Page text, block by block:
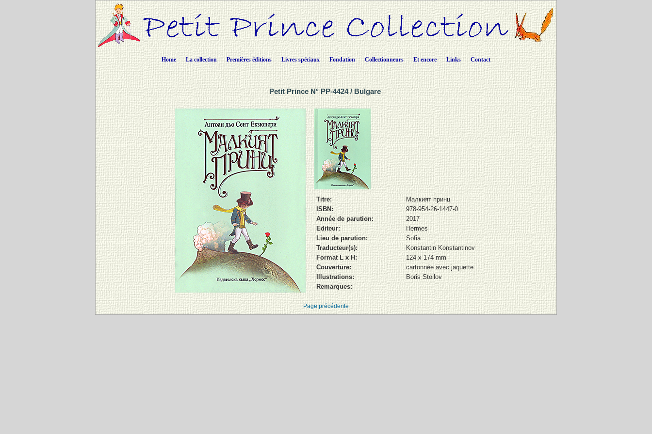
Home La collection Premières éditions Livres spéciaux Fondation Collectionneurs Et encore Links Contact
Petit Prince N° PP-4424 / Bulgare
Titre:
Малкият принц
ISBN:
978-954-26-1447-0
Année de parution:
2017
Editeur:
Hermes
Lieu de parution:
Sofia
Traducteur(s):
Konstantin Konstantinov
Format L x H:
124 x 174 mm
Couverture:
cartonnée avec jaquette
Illustrations:
Boris Stoilov
Remarques:
Page précédente